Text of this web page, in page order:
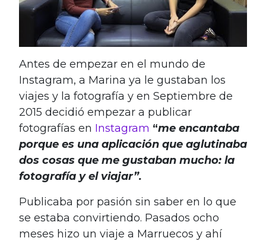
Antes de empezar en el mundo de
Instagram, a Marina ya le gustaban los
viajes y la fotografía y en Septiembre de
2015 decidió empezar a publicar
fotografías en Instagram “me encantaba
porque es una aplicación que aglutinaba
dos cosas que me gustaban mucho: la
fotografía y el viajar”.
Publicaba por pasión sin saber en lo que
se estaba convirtiendo. Pasados ocho
meses hizo un viaje a Marruecos y ahí